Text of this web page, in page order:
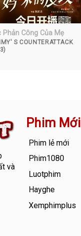
Phản Công Của Mẹ
S COUNTERATTACK
và
Phim Mới
Phim lẻ mới
Phim1080
Luotphim
Hayghe
Xemphimplus